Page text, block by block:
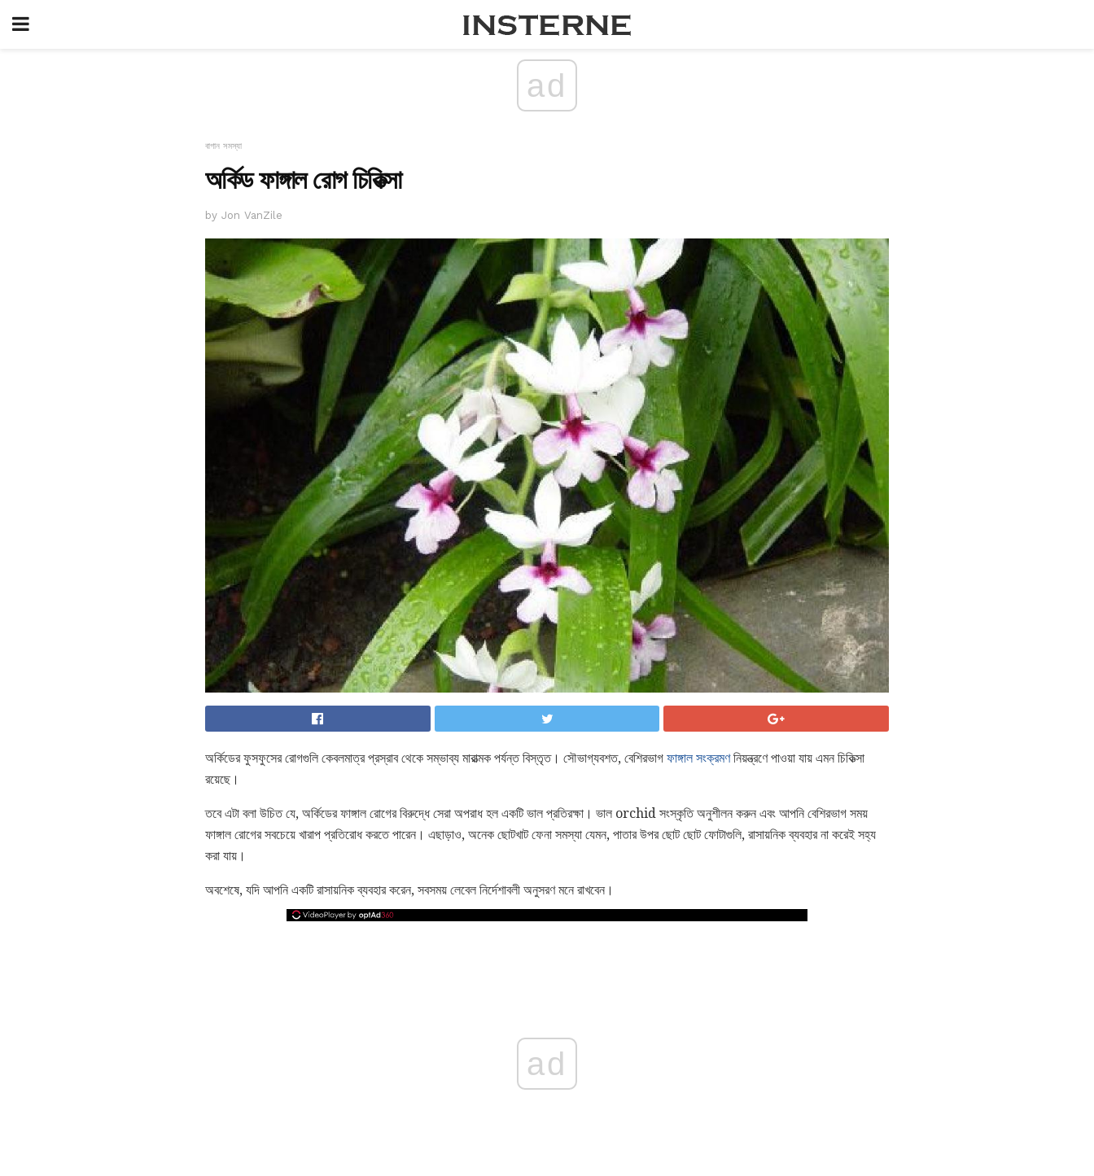
ad
বাগান সমস্যা
অর্কিড ফাঙ্গাল রোগ চিকিত্সা
by Jon VanZile
অর্কিডের ফুসফুসের রোগগুলি কেবলমাত্র প্রস্রাব থেকে সম্ভাব্য মারাত্মক পর্যন্ত বিস্তৃত। সৌভাগ্যবশত, বেশিরভাগ ফাঙ্গাল সংক্রমণনিয়ন্ত্রণে পাওয়া যায় এমন চিকিত্সা
রয়েছে।
তবে এটা বলা উচিত যে, অর্কিডের ফাঙ্গাল রোগের বিরুদ্ধে সেরা অপরাধ হল একটি ভাল প্রতিরক্ষা। ভাল orchid সংস্কৃতি অনুশীলন করুন এবং আপনি বেশিরভাগ সময়
ফাঙ্গাল রোগের সবচেয়ে খারাপ প্রতিরোধ করতে পারেন। এছাড়াও, অনেক ছোটখাট ফেনা সমস্যা যেমন, পাতার উপর ছোট ছোট ফোটাগুলি, রাসায়নিক ব্যবহার না করেই সহ্য
করা যায়।
অবশেষে, যদি আপনি একটি রাসায়নিক ব্যবহার করেন, সবসময় লেবেল নির্দেশাবলী অনুসরণ মনে রাখবেন।
ad